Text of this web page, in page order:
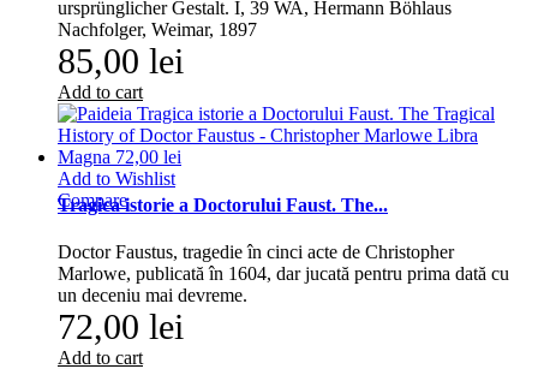
ursprünglicher Gestalt. I, 39 WA, Hermann Böhlaus
Nachfolger, Weimar, 1897
85,00 lei
Add to cart
Add to Wishlist
Compare
Tragica istorie a Doctorului Faust. The...
Doctor Faustus, tragedie în cinci acte de Christopher
Marlowe, publicată în 1604, dar jucată pentru prima dată cu
un deceniu mai devreme.
72,00 lei
Add to cart